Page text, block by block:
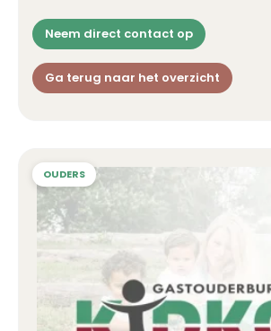
Neem direct contact op
Ga terug naar het overzicht